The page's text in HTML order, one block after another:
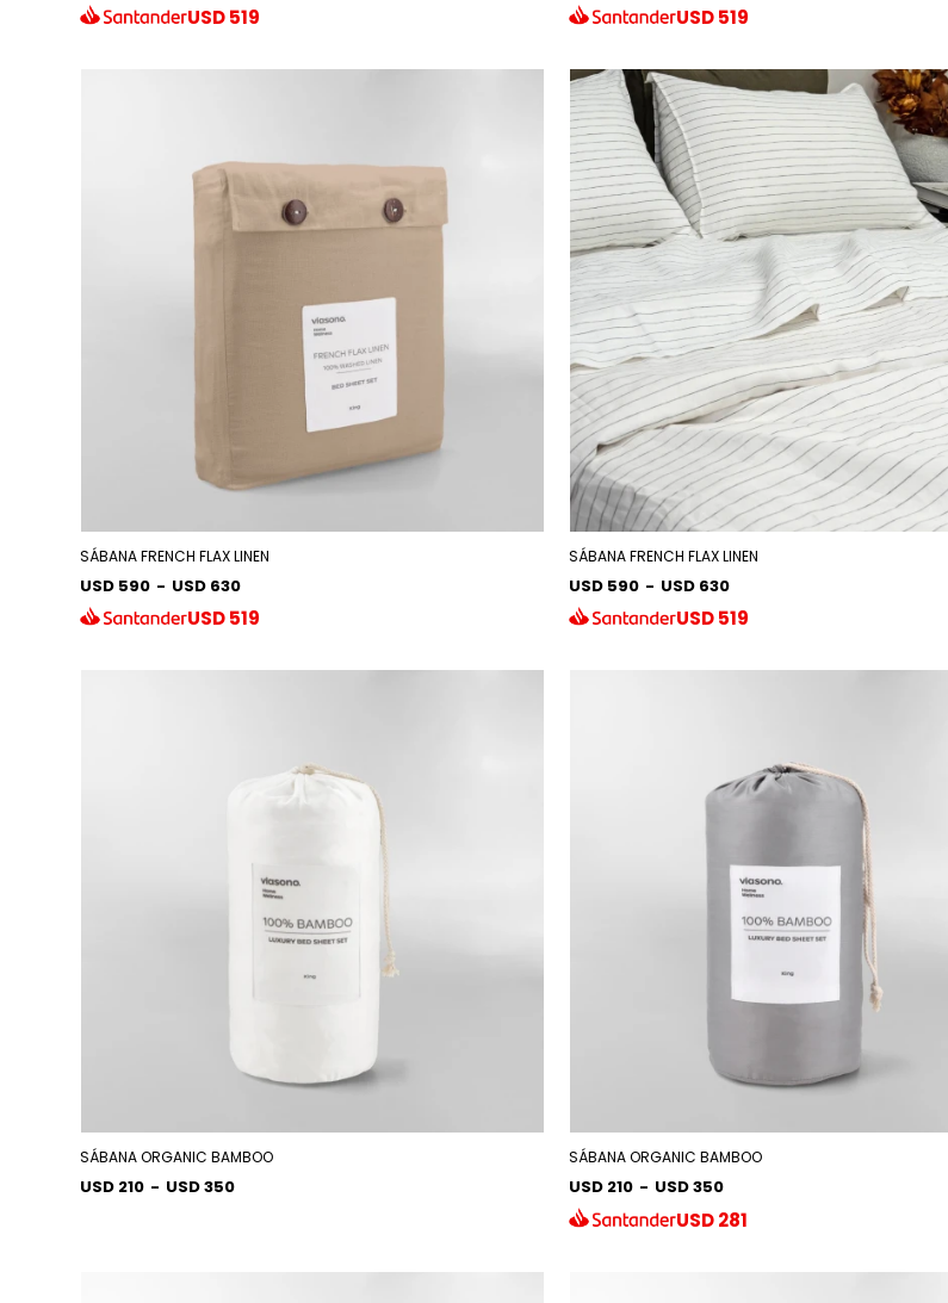
USD519 USD519
SÁBANA FRENCH FLAX LINEN
USD 590 - USD 630
USD519
SÁBANA FRENCH FLAX LINEN
USD 590 - USD 630
USD519
SÁBANA ORGANIC BAMBOO
USD 210 - USD 350
SÁBANA ORGANIC BAMBOO
USD 210 - USD 350
USD281